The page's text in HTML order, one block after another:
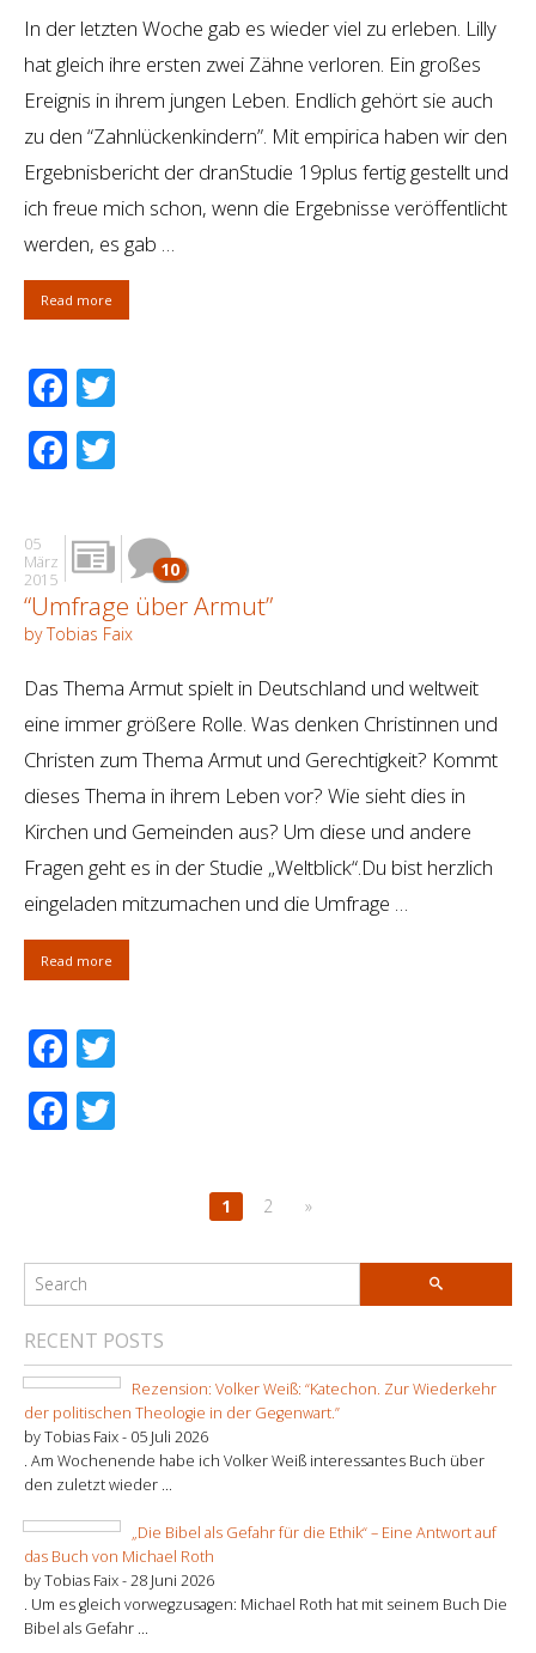
In der letzten Woche gab es wieder viel zu erleben. Lilly
hat gleich ihre ersten zwei Zähne verloren. Ein großes
Ereignis in ihrem jungen Leben. Endlich gehört sie auch
zu den “Zahnlückenkindern”. Mit empirica haben wir den
Ergebnisbericht der dranStudie 19plus fertig gestellt und
ich freue mich schon, wenn die Ergebnisse veröffentlicht
werden, es gab …
Read more
Facebook
Facebook
05
März
2015
10
“Umfrage über Armut”
by Tobias Faix
Das Thema Armut spielt in Deutschland und weltweit
eine immer größere Rolle. Was denken Christinnen und
Christen zum Thema Armut und Gerechtigkeit? Kommt
dieses Thema in ihrem Leben vor? Wie sieht dies in
Kirchen und Gemeinden aus? Um diese und andere
Fragen geht es in der Studie „Weltblick“.Du bist herzlich
eingeladen mitzumachen und die Umfrage …
Read more
Facebook
Facebook
1 2 »
RECENT POSTS
Rezension: Volker Weiß: “Katechon. Zur Wiederkehr
der politischen Theologie in der Gegenwart.”
by Tobias Faix - 05 Juli 2026
. Am Wochenende habe ich Volker Weiß interessantes Buch über
den zuletzt wieder ...
„Die Bibel als Gefahr für die Ethik“ – Eine Antwort auf
das Buch von Michael Roth
by Tobias Faix -28 Juni 2026
. Um es gleich vorwegzusagen: Michael Roth hat mit seinem Buch Die
Bibel als Gefahr ...